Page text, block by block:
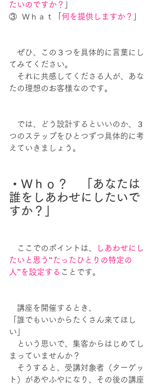
たいのですか？
③  Ｗｈａｔ「 何を提供しますか？
ぜひ、この３つを具体的に言葉にし
てみてください。
それに共感してくださる人が、あな
たの理想のお客様なのです。
では、どう設計するといいのか、３
つのステップをひとつずつ具体的に考
えていきましょう。
・Ｗｈｏ？　「あなたは
誰をしあわせにしたいで
すか？」
ここでのポイントは、
しあわせにし
たいと思う“たったひとりの特定の
人”を設定する ことです。
講座を開催するとき、
「誰でもいいからたくさん来てほし
い」
という思いで、集客からはじめてし
まっていませんか？
そうすると、受講対象者（ターゲッ
ト）があやふやになり、その後の講座